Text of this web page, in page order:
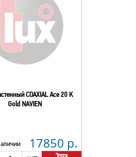
COAXIAL Ace 20 K
Gold NAVIEN
17850 р.